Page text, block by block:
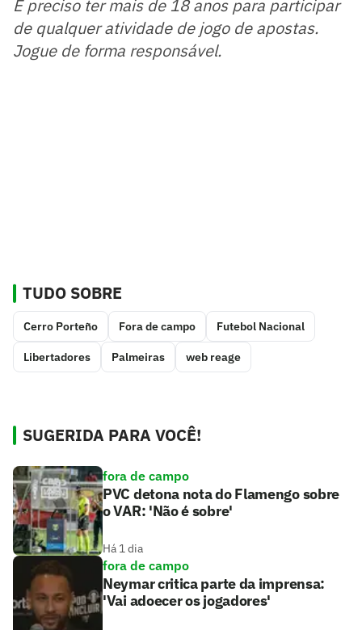
É preciso ter mais de 18 anos para participar
de qualquer atividade de jogo de apostas.
Jogue de forma responsável.
TUDO SOBRE
Cerro Porteño Fora de campo Futebol Nacional
Libertadores Palmeiras web reage
SUGERIDA PARA VOCÊ!
fora de campo
PVC detona nota do Flamengo sobre
o VAR: 'Não é sobre'
Há 1 dia
fora de campo
Neymar critica parte da imprensa:
'Vai adoecer os jogadores'